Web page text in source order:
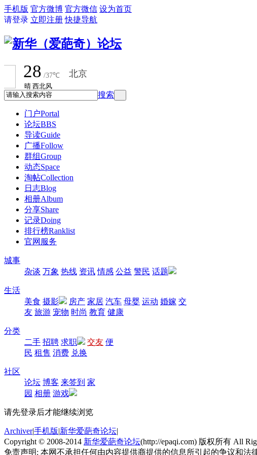
手机版 官方微博 官方微信 设为首页
请登录 立即注册 快捷导航
搜索
门户Portal
论坛BBS
导读Guide
广播Follow
群组Group
动态Space
淘帖Collection
日志Blog
相册Album
分享Share
记录Doing
排行榜Ranklist
官网服务
城事
杂谈 万象 热线 资讯 情感 公益 警民 话题
生活
美食 摄影 房产 家居 汽车 母婴 运动 婚嫁 交
友 旅游 宠物 时尚 教育 健康
分类
二手 招聘 求职 交友 便
民 租售 消费 兑换
社区
论坛 博客 来签到 家
园 相册 游戏
请先登录后才能继续浏览
Archiver|手机版|新华爱葩奇论坛|
Copyright © 2008-2014 新华爱葩奇论坛(http://epaqi.com) 版权所有 All
免责声明: 本网不承担任何由内容提供商提供的信息所引起的争议和法